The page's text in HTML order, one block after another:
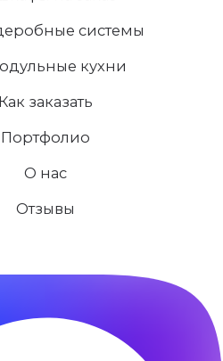
системы
кухни
Как заказать
Портфолио
О нас
Отзывы